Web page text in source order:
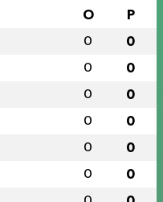
O P
0 0
0 0
0 0
0 0
0 0
0 0